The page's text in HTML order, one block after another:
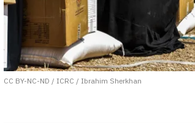
CC BY-NC-ND / ICRC / Ibrahim Sherkhan